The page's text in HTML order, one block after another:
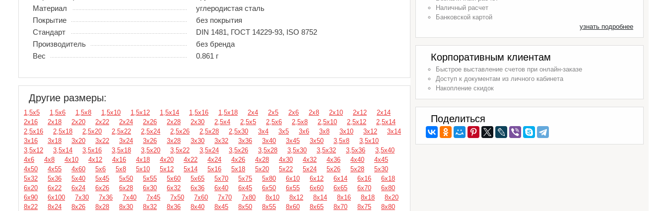
Материал
углеродистая сталь
Покрытие
без покрытия
Стандарт
DIN 1481, ГОСТ 14229-93, ISO 8752
Производитель
без бренда
Вес
0.861 г
Другие размеры:
1,5х5 1,5х6 1,5х8 1,5х10 1,5х12 1,5х14 1,5х16 1,5х18 2х4 2х5 2х6 2х8 2х10 2х12
2х14
2х16
2х18 2х20 2х22 2х24 2х26 2х28 2х30 2,5х4 2,5х5 2,5х6 2,5х8 2,5х10 2,5х12
2,5х14
2,5х16
2,5х18 2,5х20 2,5х22 2,5х24 2,5х26 2,5х28 2,5х30 3х4 3х5 3х6 3х8 3х10 3х12
3х14
3х16
3х18 3х20 3х22 3х24 3х26 3х28 3х30 3х32 3х36 3х40 3х45 3х50 3,5х8
3,5х10
3,5х12
3,5х14 3,5х16 3,5х18 3,5х20 3,5х22 3,5х24 3,5х26 3,5х28 3,5х30 3,5х32 3,5х36
3,5х40
4х6
4х8 4х10 4х12 4х16 4х18 4х20 4х22 4х24 4х26 4х28 4х30 4х32 4х36 4х40
4х45
4х50
4х55 4х60 5х6 5х8 5х10 5х12 5х14 5х16 5х18 5х20 5х22 5х24 5х26 5х28
5х30
5х32
5х36 5х40 5х45 5х50 5х55 5х60 5х65 5х70 5х75 5х80 6х10 6х12 6х14 6х16
6х18
6х20
6х22 6х24 6х26 6х28 6х30 6х32 6х36 6х40 6х45 6х50 6х55 6х60 6х65 6х70
6х80
6х90
6х100 7х30 7х36 7х40 7х45 7х50 7х60 7х70 7х80 8х10 8х12 8х14 8х16 8х18
8х20
8х22
8х24 8х26 8х28 8х30 8х32 8х36 8х40 8х45 8х50 8х55 8х60 8х65 8х70 8х75
8х80
Наличный расчет
Банковской картой
узнать подробнее
Корпоративным клиентам
Быстрое выставление счетов при онлайн-заказе
Доступ к документам из личного кабинета
Накопление скидок
Поделиться